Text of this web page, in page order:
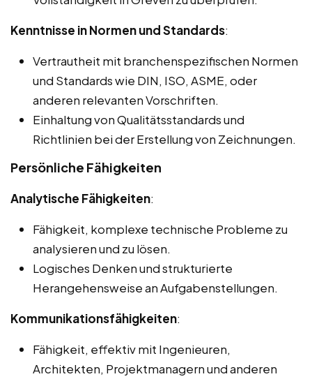
Kenntnisse in Normen und Standards:
Vertrautheit mit branchenspezifischen Normen
und Standards wie DIN, ISO, ASME, oder
anderen relevanten Vorschriften.
Einhaltung von Qualitätsstandards und
Richtlinien bei der Erstellung von Zeichnungen.
Persönliche Fähigkeiten
Analytische Fähigkeiten:
Fähigkeit, komplexe technische Probleme zu
analysieren und zu lösen.
Logisches Denken und strukturierte
Herangehensweise an Aufgabenstellungen.
Kommunikationsfähigkeiten:
Fähigkeit, effektiv mit Ingenieuren,
Architekten, Projektmanagern und anderen